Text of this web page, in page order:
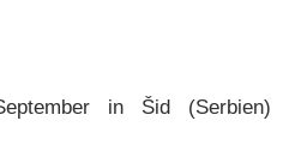
in Šid (Serbien)